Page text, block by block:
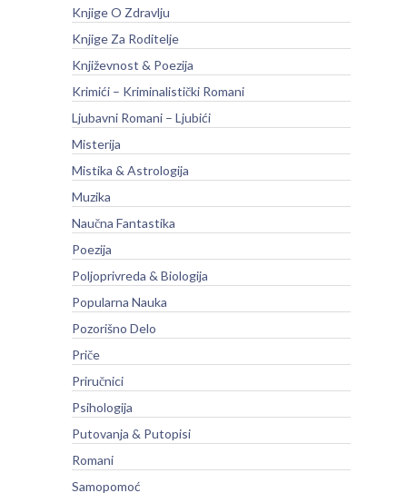
Knjige O Zdravlju
Knjige Za Roditelje
Književnost & Poezija
Krimići – Kriminalistički Romani
Ljubavni Romani – Ljubići
Misterija
Mistika & Astrologija
Muzika
Naučna Fantastika
Poezija
Poljoprivreda & Biologija
Popularna Nauka
Pozorišno Delo
Priče
Priručnici
Psihologija
Putovanja & Putopisi
Romani
Samopomoć